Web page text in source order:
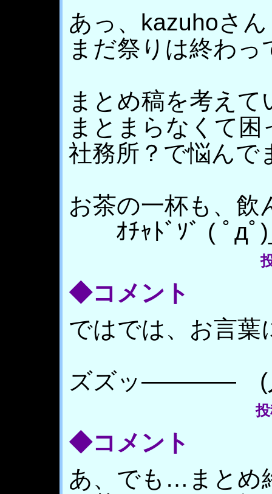
あっ、kazuhoさ
まだ祭りは終わ
まとめ稿を考え
まとまらなくて
社務所？で悩んで
お茶の一杯も、飲
ｵﾁｬﾄﾞｿﾞ ( ﾟдﾟ
◆コメント
ではでは、お言葉
ズズッ―――― (
◆コメント
あ、でも…まとめ